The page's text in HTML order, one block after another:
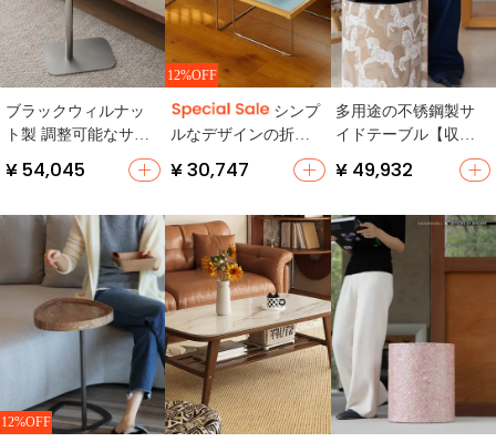
ブラックウィルナッ
ト製 調整可能なサイ
ドテーブル【リビン
グ・ベッドサイド
¥ 54,045
12%OFF
シンプ
ルなデザインの折り
たたみ式茶テーブル
【ボックス型・アー
¥ 30,747
多用途の不锈鋼製サ
イドテーブル【収納
機能付き・コーヒー
テーブル・リビング
¥ 49,932
12%OFF